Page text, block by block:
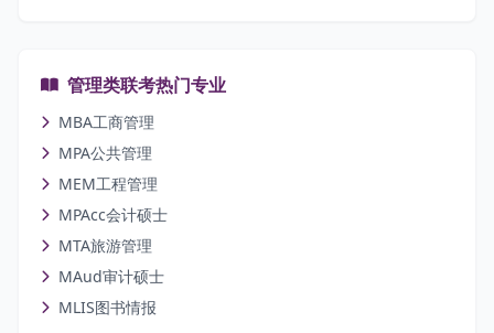
管理类联考热门专业
MBA工商管理
MPA公共管理
MEM工程管理
MPAcc会计硕士
MTA旅游管理
MAud审计硕士
MLIS图书情报